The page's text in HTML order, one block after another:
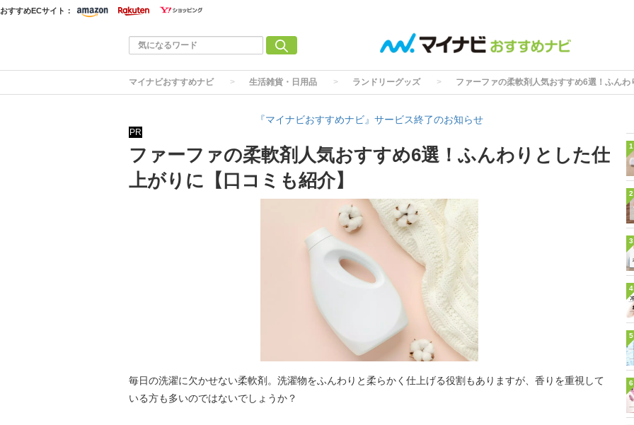
おすすめECサイト：
マイナビおすすめナビ 生活雑貨・日用品 ランドリーグッズ ファーファの柔軟剤人気おすすめ6選！ふん
『マイナビおすすめナビ』サービス終了のお知らせ
PR
ファーファの柔軟剤人気おすすめ6選！ふんわりとした仕
上がりに【口コミも紹介】
毎日の洗濯に欠かせない柔軟剤。洗濯物をふんわりと柔らかく仕上げる役割もありますが、香りを重視して
いる方も多いのではないでしょうか？
1
2
3
4
5
6